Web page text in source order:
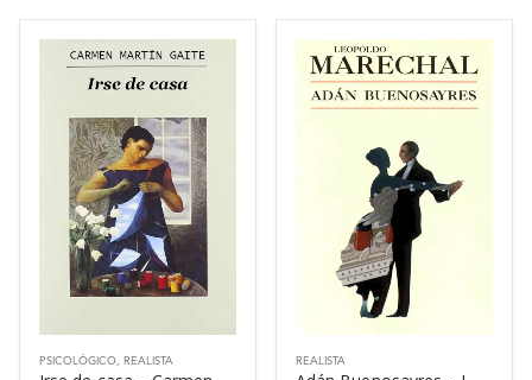
PSICOLÓGICO, REALISTA REALISTA